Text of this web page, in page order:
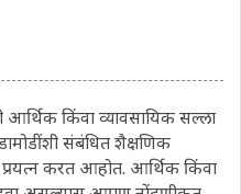
किंवा व्यावसायिक सल्ला
संबंधित शैक्षणिक
प्रयत्न करत आहोत. आर्थिक किंवा